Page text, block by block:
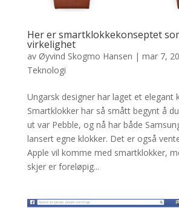
Her er smartklokkekonseptet
virkelighet
av Øyvind Skogmo Hansen | mar 7,
Teknologi
Ungarsk designer har laget et elegant
Smartklokker har så smått begynt å
ut var Pebble, og nå har både
lansert egne klokker. Det er også
Apple vil komme med smartklokker,
skjer er foreløpig...